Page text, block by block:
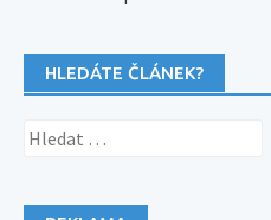
HLEDÁTE ČLÁNEK?
Vyhledávání